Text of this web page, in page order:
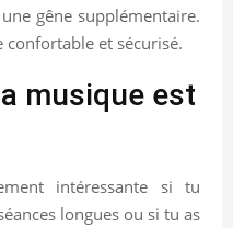
gêne supplémentaire.
et sécurisé.
musique est
intéressante si tu
longues ou si tu as